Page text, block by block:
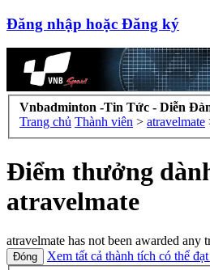
Đăng nhập hoặc Đăng ký
Vnbadminton -Tin Tức - Diễn
Trang chủ Thành viên > atravelmate
Điểm thưởng
atravelmate
atravelmate has not been awarded any
Xem tất cả thành tích có thể